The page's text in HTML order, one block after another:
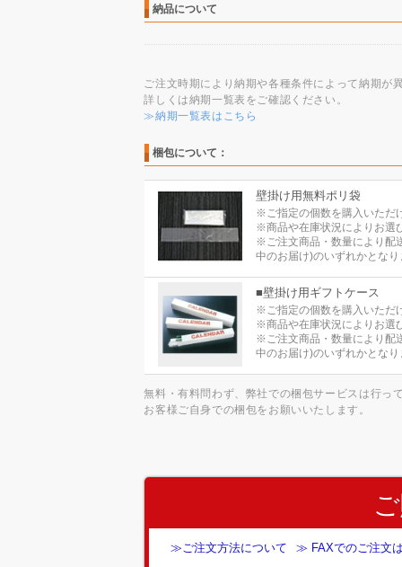
納品について
ご注文時期により納期や各種条件によって納期が
詳しくは納期一覧表をご確認ください。
≫納期一覧表はこちら
梱包について：
壁掛け用無料ポリ袋
※ご指定の個数を購入いただ
※商品や在庫状況によりお選
※ご注文商品・数量により配
中のお届け)のいずれかとなり
■壁掛け用ギフトケース
※ご指定の個数を購入いただ
※商品や在庫状況によりお選
※ご注文商品・数量により配
中のお届け)のいずれかとなり
無料・有料問わず、弊社での梱包サービスは行っ
お客様ご自身での梱包をお願いいたします。
≫ご注文方法について ≫ FAXでのご注文